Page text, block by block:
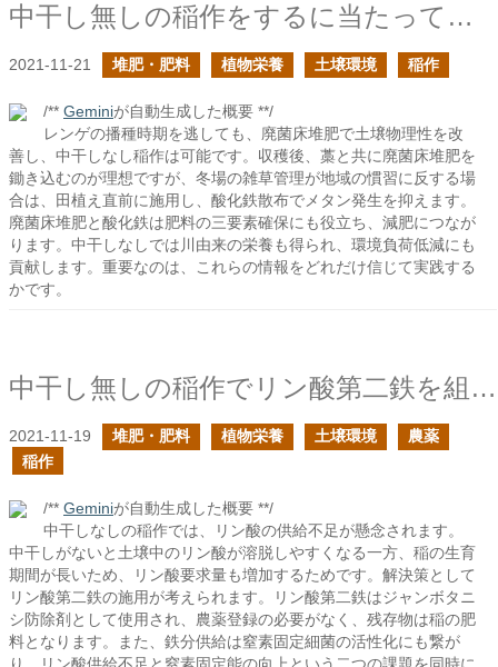
中干し無しの稲作をするに当たって、レンゲの播種が間に合わなかった時にすべきこと
2021-11-21 堆肥・肥料 植物栄養 土壌環境 稲作
/** Geminiが自動生成した概要 **/
レンゲの播種時期を逃しても、廃菌床堆肥で土壌物理性を改
善し、中干しなし稲作は可能です。収穫後、藁と共に廃菌床堆肥を
鋤き込むのが理想ですが、冬場の雑草管理が地域の慣習に反する場
合は、田植え直前に施用し、酸化鉄散布でメタン発生を抑えます。
廃菌床堆肥と酸化鉄は肥料の三要素確保にも役立ち、減肥につなが
ります。中干しなしでは川由来の栄養も得られ、環境負荷低減にも
貢献します。重要なのは、これらの情報をどれだけ信じて実践する
かです。
中干し無しの稲作でリン酸第二鉄を組み込むべきか？
2021-11-19 堆肥・肥料 植物栄養 土壌環境
農薬
稲作
/** Geminiが自動生成した概要 **/
中干しなしの稲作では、リン酸の供給不足が懸念されます。
中干しがないと土壌中のリン酸が溶脱しやすくなる一方、稲の生育
期間が長いため、リン酸要求量も増加するためです。解決策として
リン酸第二鉄の施用が考えられます。リン酸第二鉄はジャンボタニ
シ防除剤として使用され、農薬登録の必要がなく、残存物は稲の肥
料となります。また、鉄分供給は窒素固定細菌の活性化にも繋が